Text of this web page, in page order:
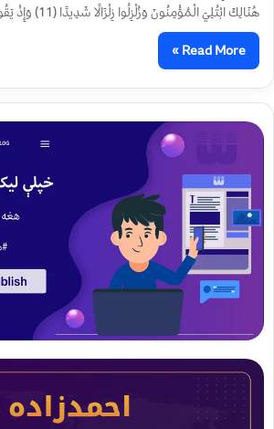
هُنَالِكَ ابْتُلِيَ الْمُؤْمِنُونَ وَزُلْزِلُوا زِلْزَالًا شَدِيدًا (11) وَإِذْ يَقُولُ
Read More »